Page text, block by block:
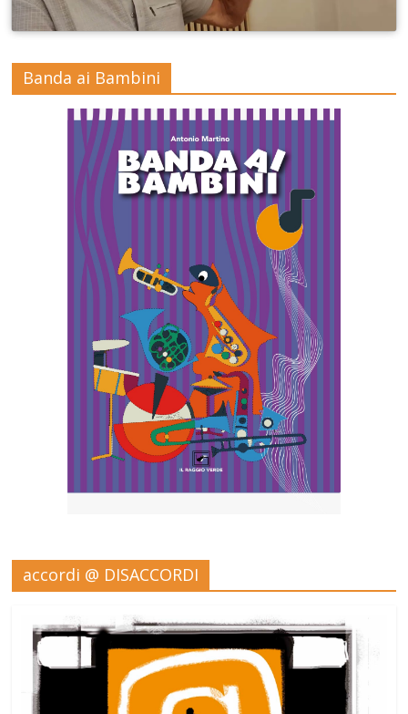
Banda ai Bambini
accordi @ DISACCORDI